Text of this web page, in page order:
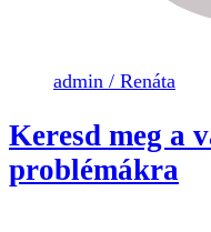
admin / Renáta
Keresd meg a
problémákra